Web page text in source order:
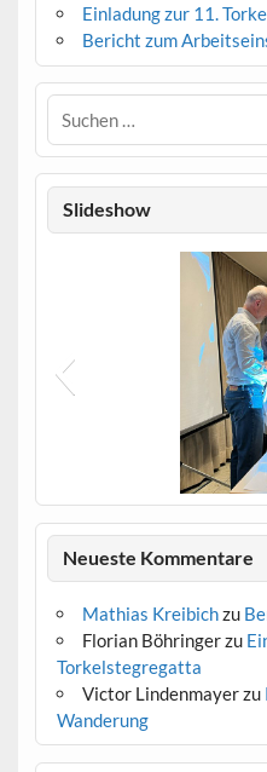
Einladung zur 11.
Bericht zum
Slideshow
Der
Neueste Kommentare
Mathias Kreibichzu
Florian Böhringerzu
Torkelstegregatta
Victor Lindenmayerzu
Wanderung